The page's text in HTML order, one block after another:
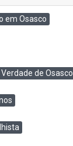
em Osasco
de Osasco